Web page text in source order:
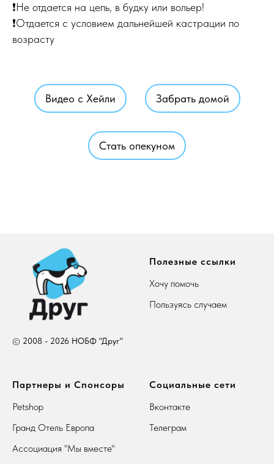
❗Не отдается на цепь, в будку или вольер!
❗Отдается с условием дальнейшей кастрации по
возрасту
Видео с Хейли Забрать домой
Стать опекуном
© 2008 - 2026 НОБФ "Друг"
Полезные ссылки
Хочу помочь
Пользуясь случаем
Партнеры и Спонсоры
Petshop
Гранд Отель Европа
Ассоциация "Мы вместе"
Социальные сети
Вконтакте
Телеграм